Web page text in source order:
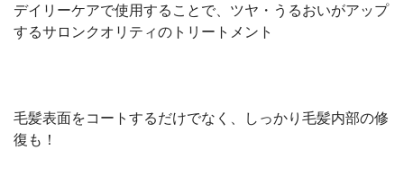
デイリーケアで使用することで、ツヤ・うるおいがアップ
するサロンクオリティのトリートメント
毛髪表面をコートするだけでなく、しっかり毛髪内部の修
復も！